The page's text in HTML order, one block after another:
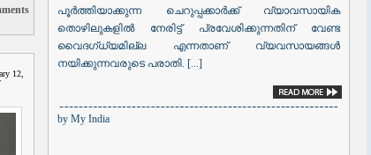
പൂർത്തിയാക്കുന്ന ചെറുപ്പക്കാർക്ക് വ്യാവസായിക
തൊഴിലുകളിൽ നേരിട്ട് പ്രവേശിക്കുന്നതിന് വേണ്ട
വൈദഗ്ധ്യമില്ല എന്നതാണ് വ്യവസായങ്ങൾ
നയിക്കുന്നവരുടെ പരാതി. [...]
by My India
12,